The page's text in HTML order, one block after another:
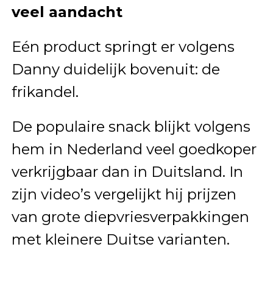
veel aandacht
Eén product springt er volgens
Danny duidelijk bovenuit: de
frikandel.
De populaire snack blijkt volgens
hem in Nederland veel goedkoper
verkrijgbaar dan in Duitsland. In
zijn video’s vergelijkt hij prijzen
van grote diepvriesverpakkingen
met kleinere Duitse varianten.